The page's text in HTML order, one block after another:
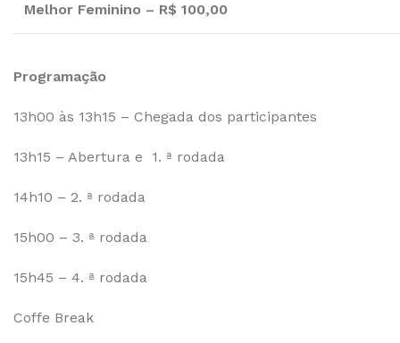
Melhor Feminino – R$ 100,00
Programação
13h00 às 13h15 – Chegada dos participantes
13h15 – Abertura e 1. ª rodada
14h10 – 2. ª rodada
15h00 – 3. ª rodada
15h45 – 4. ª rodada
Coffe Break